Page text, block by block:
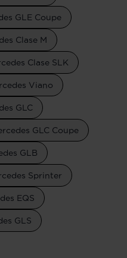
GLE Coupe
Clase M
Clase SLK
Viano
GLC
GLC Coupe
GLB
Sprinter
EQS
GLS